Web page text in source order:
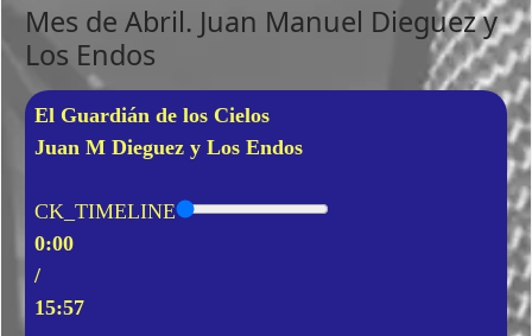
Mes de Abril. Juan Manuel Dieguez y
Los Endos
El Guardián de los Cielos
Juan M Dieguez y Los Endos
CK_TIMELINE
0:00
/
15:57